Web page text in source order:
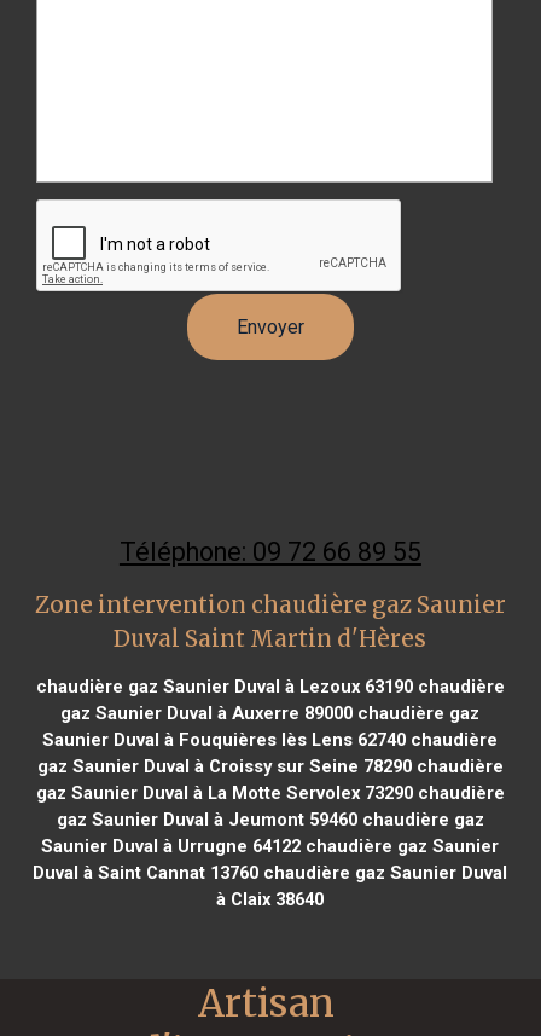
Téléphone: 09 72 66 89 55
Zone intervention chaudière gaz Saunier
Duval Saint Martin d'Hères
chaudière gaz Saunier Duval à Lezoux 63190chaudière
gaz Saunier Duval à Auxerre 89000 chaudière gaz
Saunier Duval à Fouquières lès Lens 62740 chaudière
gaz Saunier Duval à Croissy sur Seine 78290chaudière
gaz Saunier Duval à La Motte Servolex 73290chaudière
gaz Saunier Duval à Jeumont 59460chaudière gaz
Saunier Duval à Urrugne 64122 chaudière gaz Saunier
Duval à Saint Cannat 13760 chaudière gaz Saunier Duval
à Claix 38640
Artisan